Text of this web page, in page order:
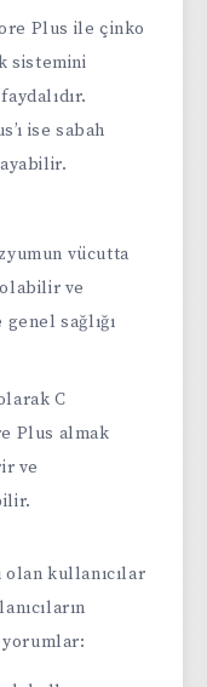
Plus ile çinko
sistemini
ise sabah
vücutta
olabilir ve
sağlığı
C
Plus almak
ve
kullanıcılar
yorumlar: